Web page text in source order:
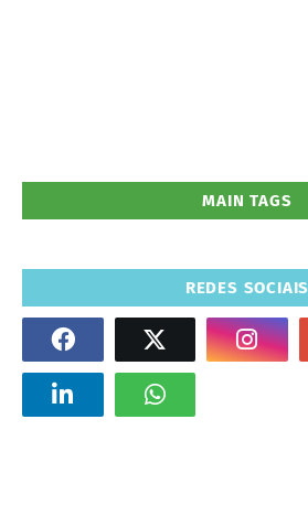
MAIN TAGS
REDES SOCIAIS